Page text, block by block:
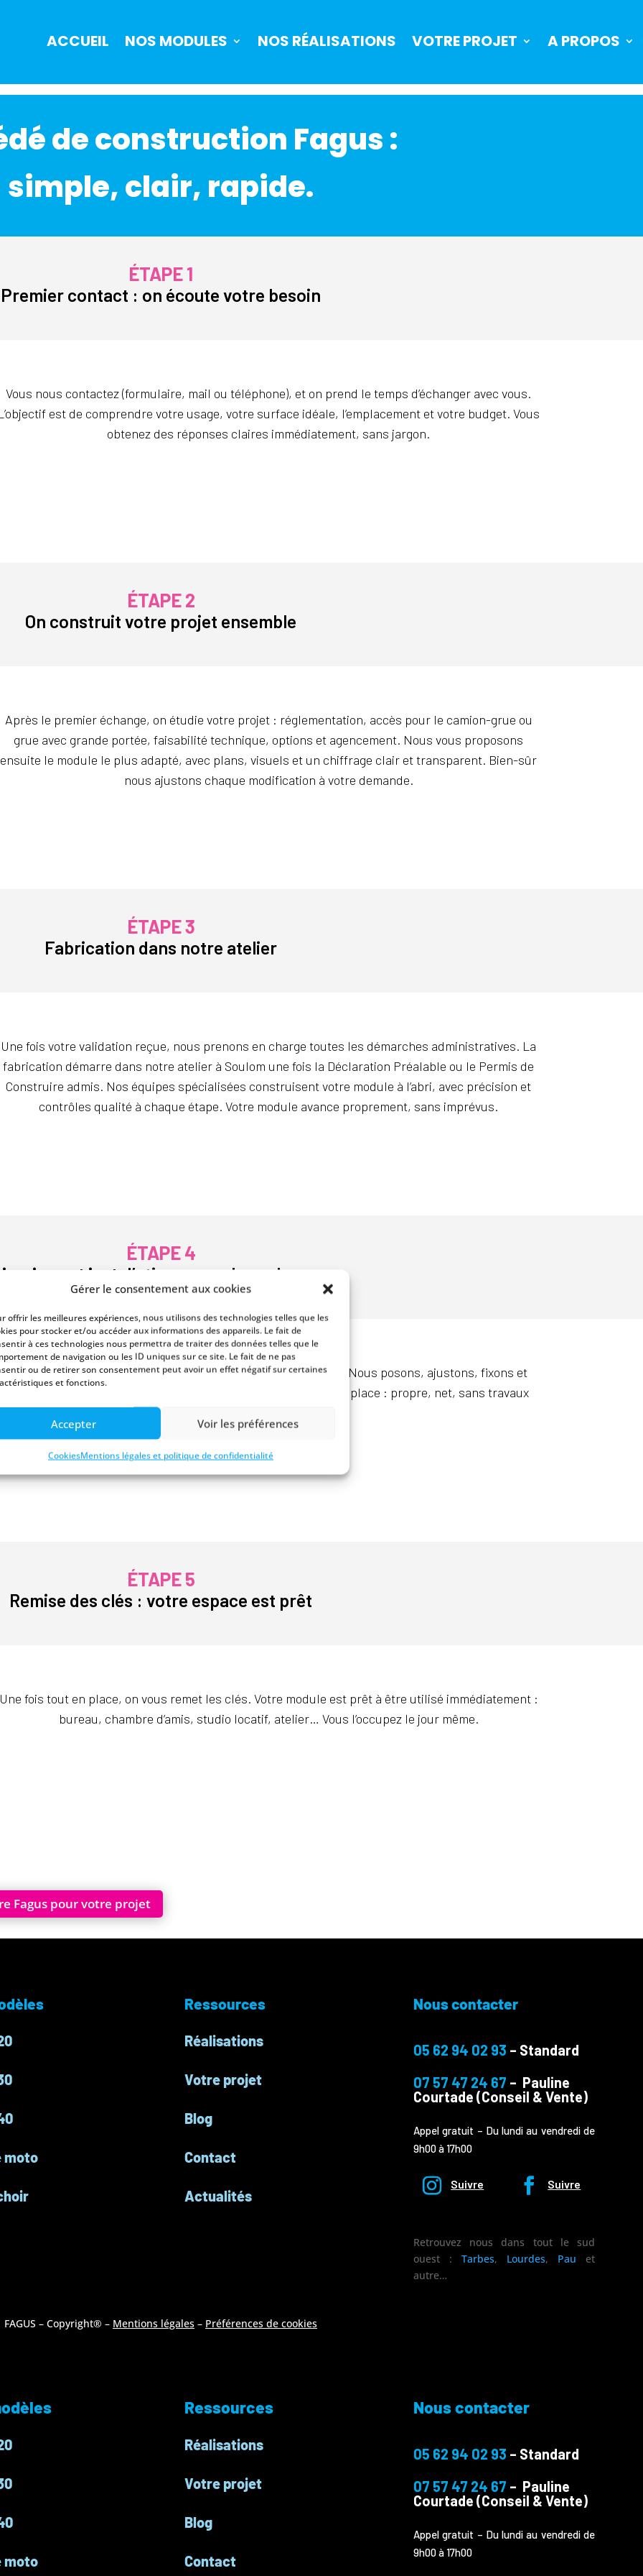
Gérer le consentement aux cookies
offrir les meilleures expériences, nous utilisons des technologies telles que les
pour stocker et/ou accéder aux informations des appareils. Le fait de
à ces technologies nous permettra de traiter des données telles que le
de navigation ou les ID uniques sur ce site. Le fait de ne pas
ou de retirer son consentement peut avoir un effet négatif sur certaines
et fonctions.
Accepter Voir les préférences
CookiesMentions légales et politique de confidentialité
ACCUEIL NOS MODULES NOS RÉALISATIONS VOTRE PROJET A PROPOS
de construction Fagus :
simple, clair, rapide.
ÉTAPE 1
Premier contact : on écoute votre besoin
Vous nous contactez (formulaire, mail ou téléphone), et on prend le temps d’échanger avec vous.
est de comprendre votre usage, votre surface idéale, l’emplacement et votre budget. Vous
obtenez des réponses claires immédiatement, sans jargon.
ÉTAPE 2
On construit votre projet ensemble
Après le premier échange, on étudie votre projet : réglementation, accès pour le camion-grue ou
grue avec grande portée, faisabilité technique, options et agencement. Nous vous proposons
ensuite le module le plus adapté, avec plans, visuels et un chiffrage clair et transparent. Bien-sûr
nous ajustons chaque modification à votre demande.
ÉTAPE 3
Fabrication dans notre atelier
Une fois votre validation reçue, nous prenons en charge toutes les démarches administratives. La
fabrication démarre dans notre atelier à Soulom une fois la Déclaration Préalable ou le Permis de
Construire admis. Nos équipes spécialisées construisent votre module à l’abri, avec précision et
contrôles qualité à chaque étape. Votre module avance proprement, sans imprévus.
ÉTAPE 4
et installation en quelques heures
Le jour J, votre studio de jardin arrive sur notre camion-grue. Nous posons, ajustons, fixons et
vérifions. En quelques heures seulement, votre espace est en place : propre, net, sans travaux
ÉTAPE 5
Remise des clés : votre espace est prêt
fois tout en place, on vous remet les clés. Votre module est prêt à être utilisé immédiatement :
bureau, chambre d’amis, studio locatif, atelier… Vous l’occupez le jour même.
Fagus pour votre projet
moto
Ressources
Réalisations
Votre projet
Blog
Contact
Actualités
Nous contacter
05 62 94 02 93 – Standard
07 57 47 24 67 – Pauline
Courtade (Conseil & Vente)
Appel gratuit – Du lundi au vendredi de
9h00 à 17h00
Suivre Suivre
Retrouvez nous dans tout le sud
ouest :Tarbes, Lourdes, Pau et
autre…
FAGUS – Copyright® – Mentions légales – Préférences de cookies
moto
Ressources
Réalisations
Votre projet
Blog
Contact
Nous contacter
05 62 94 02 93 – Standard
07 57 47 24 67 – Pauline
Courtade (Conseil & Vente)
Appel gratuit – Du lundi au vendredi de
9h00 à 17h00